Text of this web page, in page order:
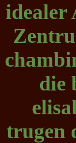
idealer
die
trugen